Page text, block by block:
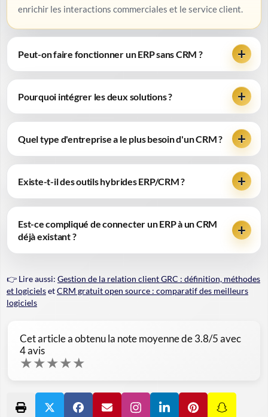
enrichir les interactions commerciales et le service client.
Peut-on faire fonctionner un ERP sans CRM ?
Pourquoi intégrer les deux solutions ?
Quel type d'entreprise a le plus besoin d'un CRM ?
Existe-t-il des outils hybrides ERP/CRM ?
Est-ce compliqué de connecter un ERP à un CRM
déjà existant ?
👉 Lire aussi: Gestion de la relation client GRC : définition, méthodes
et logicielsetCRM gratuit open source : comparatif des meilleurs
logiciels
Cet article a obtenu la note moyenne de3.8/5 avec
4avis
★★★★★